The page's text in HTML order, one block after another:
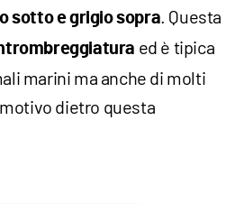
sotto e grigio sopra. Questa
ed è tipica
marini ma anche di molti
dietro questa